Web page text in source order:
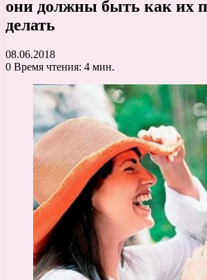
они должны быть как их
делать
08.06.2018
0 Время чтения: 4 мин.